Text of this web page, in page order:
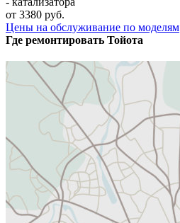
от 3380 руб.
Цены на обслуживание по моделям
Где ремонтировать Тойота